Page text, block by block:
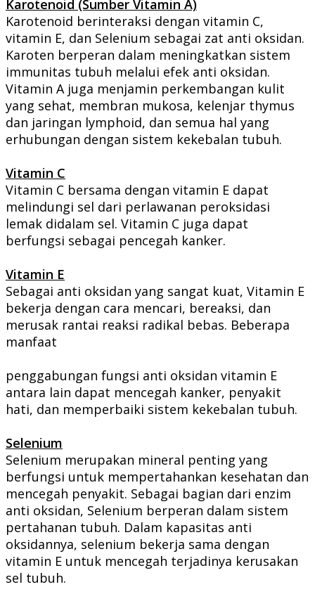
Karotenoid (Sumber Vitamin A)
Karotenoid berinteraksi dengan vitamin C,
vitamin E, dan Selenium sebagai zat anti oksidan.
Karoten berperan dalam meningkatkan sistem
immunitas tubuh melalui efek anti oksidan.
Vitamin A juga menjamin perkembangan kulit
yang sehat, membran mukosa, kelenjar thymus
dan jaringan lymphoid, dan semua hal yang
erhubungan dengan sistem kekebalan tubuh.
Vitamin C
Vitamin C bersama dengan vitamin E dapat
melindungi sel dari perlawanan peroksidasi
lemak didalam sel. Vitamin C juga dapat
berfungsi sebagai pencegah kanker.
Vitamin E
Sebagai anti oksidan yang sangat kuat, Vitamin E
bekerja dengan cara mencari, bereaksi, dan
merusak rantai reaksi radikal bebas. Beberapa
manfaat
penggabungan fungsi anti oksidan vitamin E
antara lain dapat mencegah kanker, penyakit
hati, dan memperbaiki sistem kekebalan tubuh.
Selenium
Selenium merupakan mineral penting yang
berfungsi untuk mempertahankan kesehatan dan
mencegah penyakit. Sebagai bagian dari enzim
anti oksidan, Selenium berperan dalam sistem
pertahanan tubuh. Dalam kapasitas anti
oksidannya, selenium bekerja sama dengan
vitamin E untuk mencegah terjadinya kerusakan
sel tubuh.